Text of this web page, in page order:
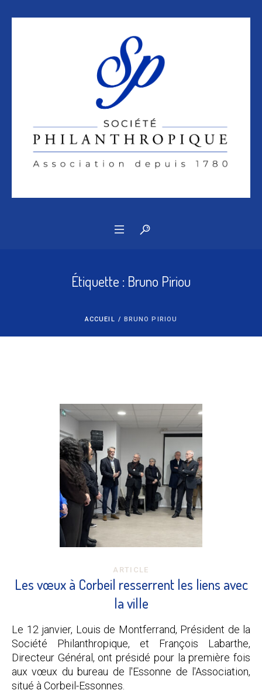
Étiquette : Bruno Piriou
ACCUEIL / BRUNO PIRIOU
ARTICLE
Les vœux à Corbeil resserrent les liens avec
la ville
Le 12 janvier, Louis de Montferrand, Président de la
Société Philanthropique, et François Labarthe,
Directeur Général, ont présidé pour la première fois
aux vœux du bureau de l'Essonne de l'Association,
situé à Corbeil-Essonnes.